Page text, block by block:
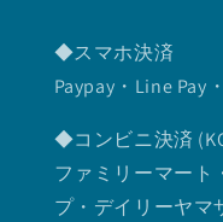
◆スマホ決済
Paypay・Line Pay
◆コンビニ決済
ファミリーマート
プ・デイリーヤマ